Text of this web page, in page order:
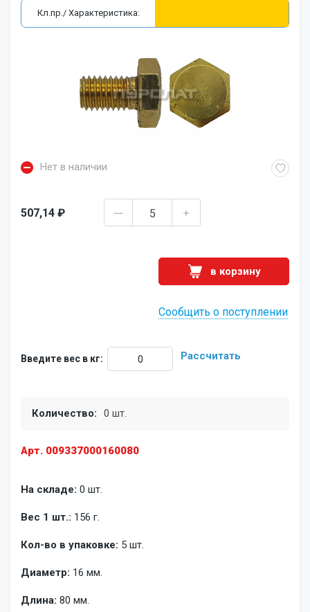
Арт. 009337000160080
Нет в наличии
На складе: 0 шт.
Вес 1 шт.: 156 г.
Кол-во в упаковке: 5 шт.
Диаметр: 16 мм.
Длина: 80 мм.
507,14 ₽
в корзину
Сообщить о поступлении
Введите вес в кг: Рассчитать
Количество: 0 шт.
Кл.пр./ Характеристика: